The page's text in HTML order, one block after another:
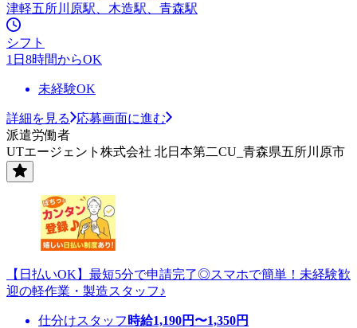
津軽五所川原駅、木造駅、青森駅
シフト
1日8時間からOK
未経験OK
詳細を見る
応募画面に進む
派遣労働者
UTエージェント株式会社 北日本第二CU_青森県五所川原市
【日払いOK】最短5分で申請完了◎スマホで簡単！未経験歓
迎の軽作業・製造スタッフ♪
仕分けスタッフ 時給1,190円〜1,350円